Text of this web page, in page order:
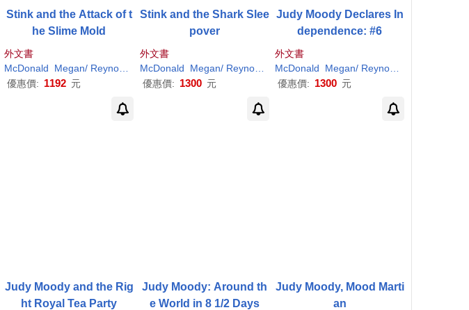
Peter H. (ILT)
Stink and the Attack of t
he Slime Mold
外文書
McDonald
Megan/ Reynolds Peter H. (ILT)
優惠價: 1192 元
Stink and the Shark Slee
pover
外文書
McDonald
Megan/ Reynolds Peter H. (ILT)
優惠價: 1300 元
Judy Moody Declares In
dependence: #6
外文書
McDonald
Megan/ Reynolds
優惠價: 1300 元
Judy Moody and the Rig
ht Royal Tea Party
Judy Moody: Around th
e World in 8 1/2 Days
Judy Moody, Mood Marti
an